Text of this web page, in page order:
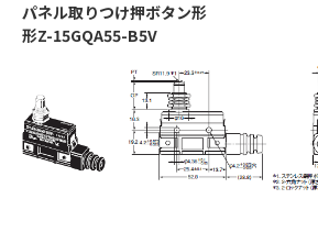
パネル取りつけ押ボタン形
形Z-15GQA55-B5V